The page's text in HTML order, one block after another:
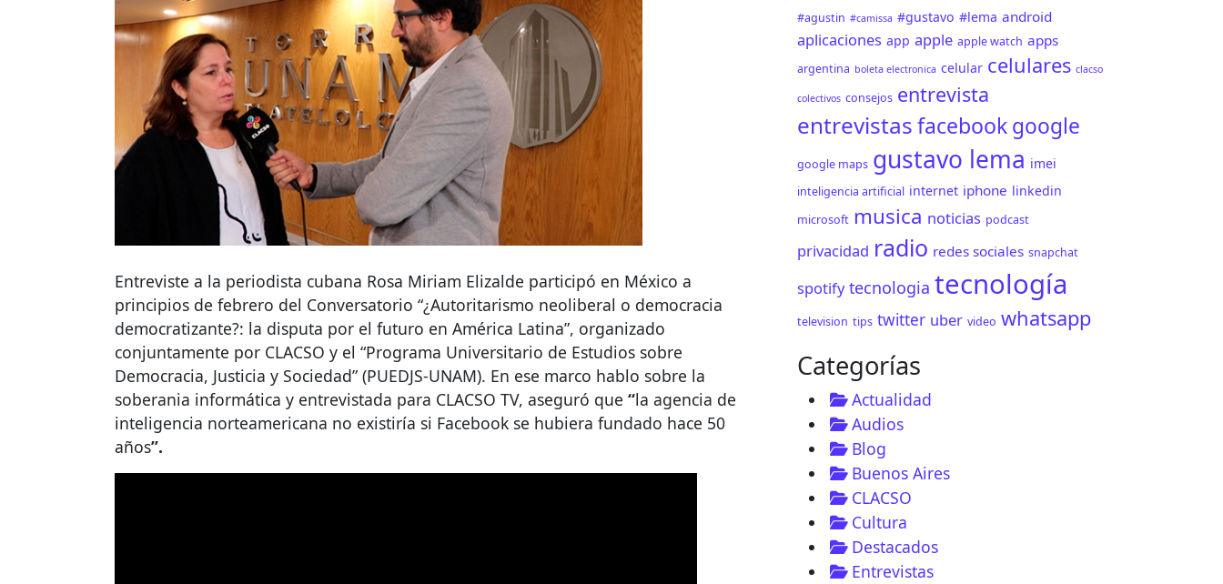
Entreviste a la periodista cubana Rosa Miriam Elizalde participó en México a
principios de febrero del Conversatorio “¿Autoritarismo neoliberal o democracia
democratizante?: la disputa por el futuro en América Latina”, organizado
conjuntamente por CLACSO y el “Programa Universitario de Estudios sobre
Democracia, Justicia y Sociedad” (PUEDJS-UNAM). En ese marco hablo sobre la
soberania informática y entrevistada para CLACSO TV, aseguró que “la agencia de
inteligencia norteamericana no existiría si Facebook se hubiera fundado hace 50
años”.
#agustin #camissa #gustavo #lema android
aplicaciones app apple apple watch apps
argentina boleta electronica celular celulares clacso
colectivos consejos entrevista
entrevistasfacebookgoogle
google maps gustavo lema imei
inteligencia artificial internet iphone linkedin
microsoft musica noticias podcast
privacidad radio redes sociales snapchat
spotify tecnologia tecnología
television tips twitter uber video whatsapp
Categorías
Actualidad
Audios
Blog
Buenos Aires
CLACSO
Cultura
Destacados
Entrevistas